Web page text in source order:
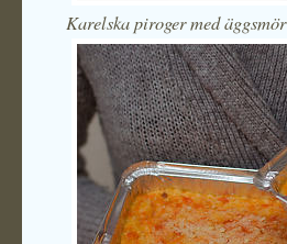
Karelska piroger med äggsmör